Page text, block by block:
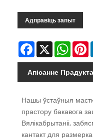
Адправіць запыт
Facebook
X
Апісанне Прадукта
Нашы ўстаўныя
прастору бакавога
Вялікабрытаніі,
кантакт для